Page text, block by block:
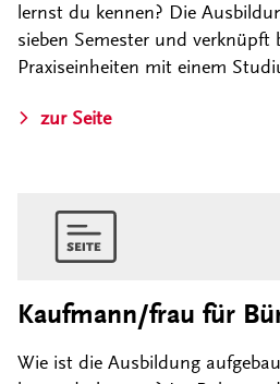
lernst du kennen? Die
sieben Semester und verknüpft
Praxiseinheiten mit einem
zur Seite
Kaufmann/frau für
Wie ist die Ausbildung